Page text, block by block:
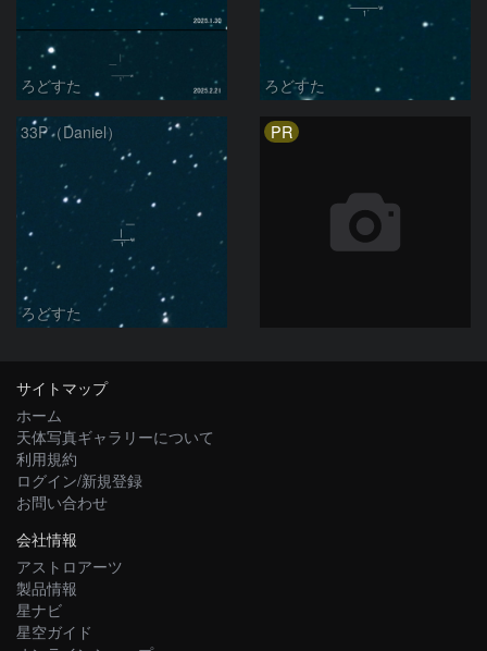
ろどすた ろどすた
33P（Daniel）
ろどすた
PR
サイトマップ
ホーム
天体写真ギャラリーについて
利用規約
ログイン/新規登録
お問い合わせ
会社情報
アストロアーツ
製品情報
星ナビ
星空ガイド